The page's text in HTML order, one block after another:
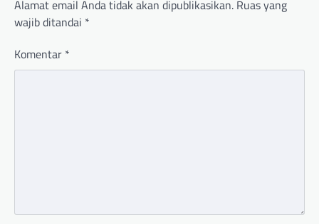
Alamat email Anda tidak akan dipublikasikan. Ruas yang
wajib ditandai *
Komentar *